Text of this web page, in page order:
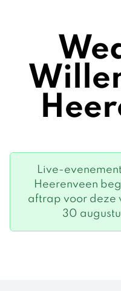
Live-
Heerenveen
aftrap voor deze
30